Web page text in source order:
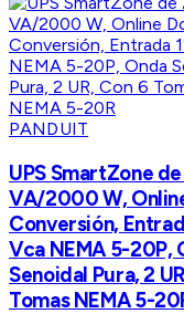
PANDUIT
UPS SmartZone
VA/2000 W,
Conversión,
Vca NEMA 5-20P,
Senoidal Pura, 2
Tomas NEMA 5-